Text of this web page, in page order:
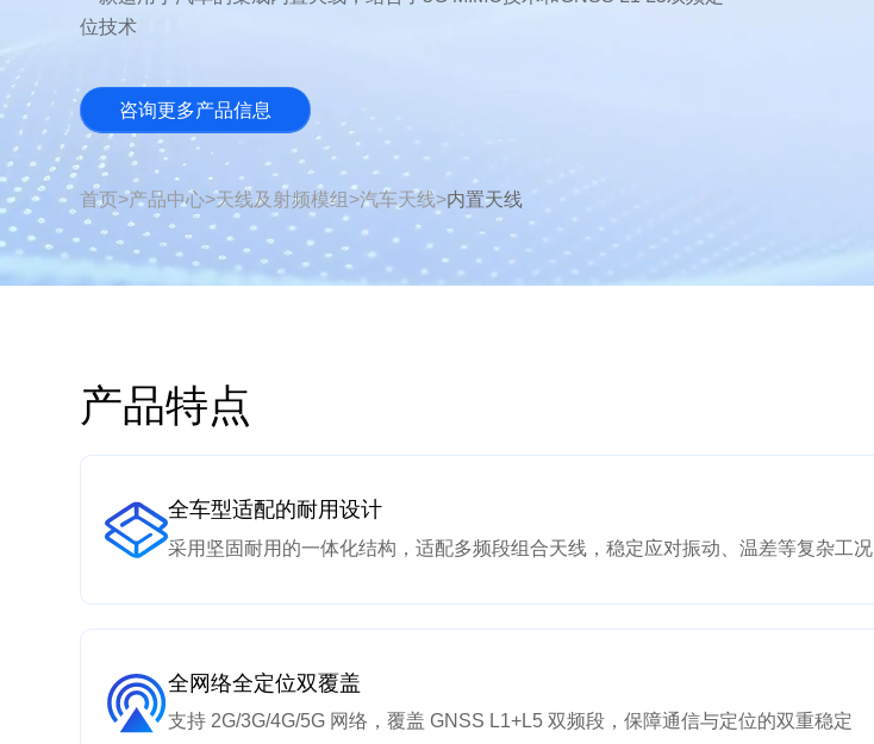
智能制造
可持续发展
关于我们
投资者关系
位技术
咨询更多产品信息
首页>产品中心>天线及射频模组 >汽车天线>内置天线
产品特点
全车型适配的耐用设计
采用坚固耐用的一体化结构，适配多频段组合天线，稳定应对振动、温差等复杂工况
全网络全定位双覆盖
支持 2G/3G/4G/5G 网络，覆盖 GNSS L1+L5 双频段，保障通信与定位的双重稳定